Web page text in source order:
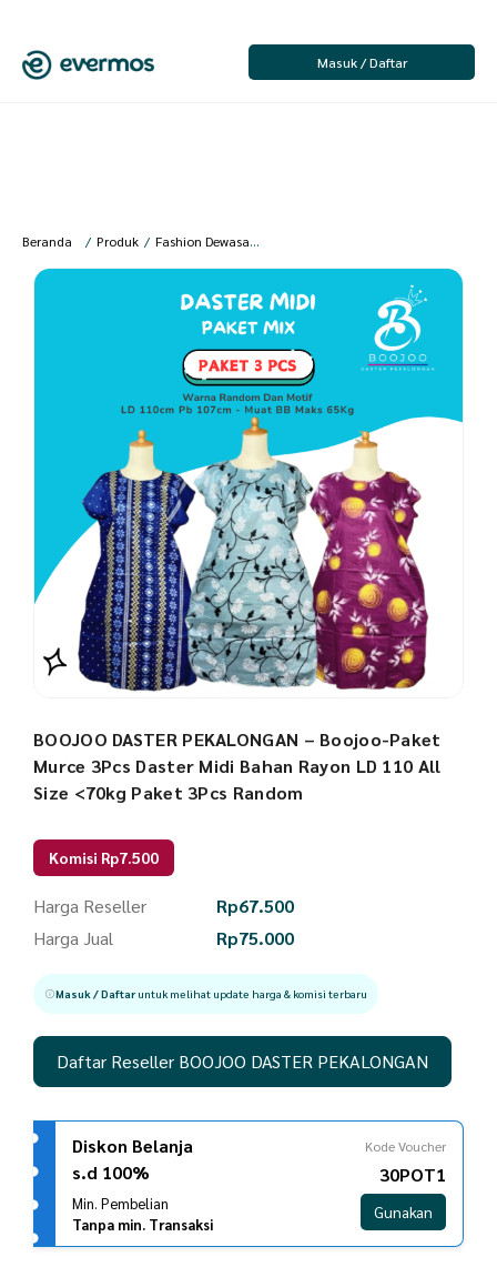
Masuk / Daftar
Beranda / Produk / Fashion Dewasa /
BOOJOO DASTER PEKALONGAN – Boojoo-Paket
Murce 3Pcs Daster Midi Bahan Rayon LD 110 All
Size <70kg Paket 3Pcs Random
Komisi Rp7.500
Harga Reseller Rp67.500
Harga Jual
Rp75.000
Masuk / Daftaruntuk melihat update harga & komisi terbaru
Daftar Reseller BOOJOO DASTER PEKALONGAN
Diskon Belanja
s.d 100%
Min. Pembelian
Tanpa min. Transaksi
Kode Voucher
30POT1
Gunakan